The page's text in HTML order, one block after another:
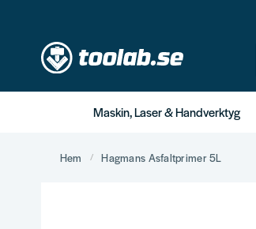
Maskin, Laser & Handverktyg
Hem Hagmans Asfaltprimer 5L